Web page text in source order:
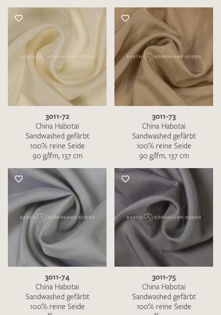
3011-72
China Habotai
Sandwashed gefärbt
100% reine Seide
90 g/lfm, 137 cm
3011-73
China Habotai
Sandwashed gefärbt
100% reine Seide
90 g/lfm, 137 cm
3011-74
China Habotai
Sandwashed gefärbt
100% reine Seide
3011-75
China Habotai
Sandwashed gefärbt
100% reine Seide